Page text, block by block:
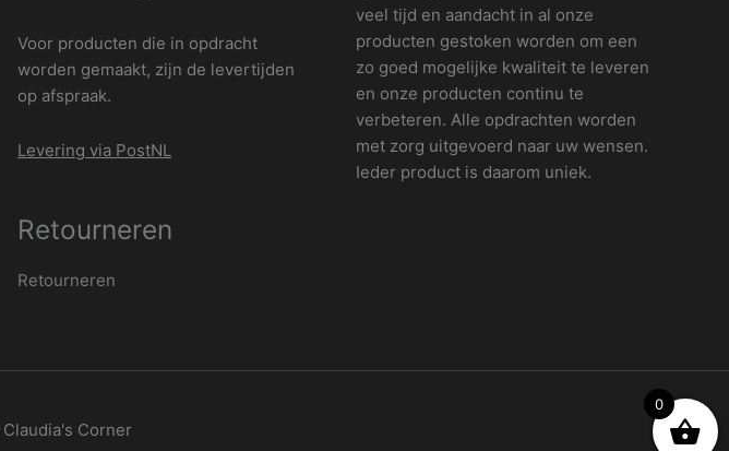
Voor producten die in opdracht
worden gemaakt, zijn de levertijden
op afspraak.
Levering via PostNL
Retourneren
Retourneren
veel tijd en aandacht in al onze
producten gestoken worden om een
zo goed mogelijke kwaliteit te leveren
en onze producten continu te
verbeteren. Alle opdrachten worden
met zorg uitgevoerd naar uw wensen.
Ieder product is daarom uniek.
Claudia's Corner
0